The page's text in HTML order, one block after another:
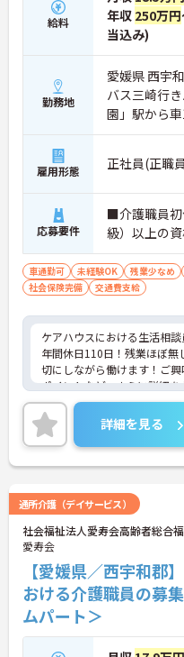
給料
年収 250万円
当込み)
勤務地
愛媛県 西宇
バス三崎行
園」駅から
雇用形態 正社員(正職
応募要件
■介護職員初
級）以上の
車通勤可 未経験OK 残業少なめ
社会保険完備
交通費支給
ケアハウスにおける生活相談
年間休日110日！残業ほぼ無
切にしながら働けます！ご
ポイントなど、さらに詳細
軽にご相談ください。
詳細を見る
通所介護（デイサービス）
社会福祉法人愛寿会高齢者総合
愛寿会
【愛媛県／西宇和郡
おける介護職員の募
ムパート＞